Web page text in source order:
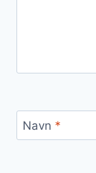
Navn *